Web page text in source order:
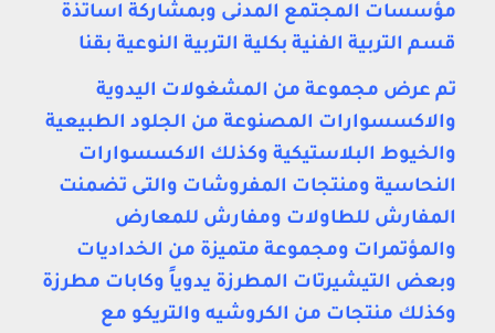
مؤسسات المجتمع المدنى وبمشاركة اساتذة
قسم التربية الفنية بكلية التربية النوعية بقنا
تم عرض مجموعة من المشغولات اليدوية
والاكسسوارات المصنوعة من الجلود الطبيعية
والخيوط البلاستيكية وكذلك الاكسسوارات
النحاسية ومنتجات المفروشات والتى تضمنت
المفارش للطاولات ومفارش للمعارض
والمؤتمرات ومجموعة متميزة من الخداديات
وبعض التيشيرتات المطرزة يدوياً وكابات مطرزة
وكذلك منتجات من الكروشيه والتريكو مع